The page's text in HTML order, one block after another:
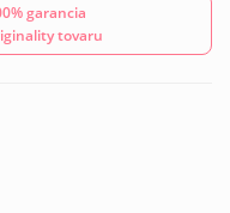
garancia
tovaru